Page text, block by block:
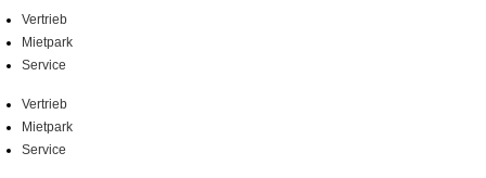
Vertrieb
Mietpark
Service
Vertrieb
Mietpark
Service